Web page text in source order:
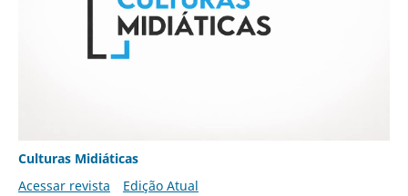
Culturas Midiáticas
Acessar revista
Edição Atual